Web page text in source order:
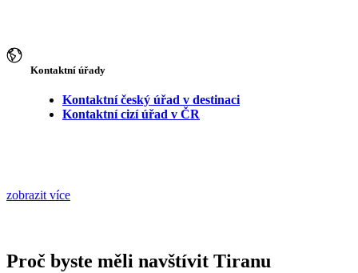
Kontaktní úřady
Kontaktní český úřad v destinaci
Kontaktní cizí úřad v ČR
zobrazit více
Proč byste měli navštívit Tiranu